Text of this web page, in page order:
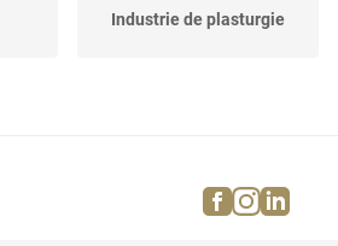
Industrie de plasturgie
Machines graphiques
facebook